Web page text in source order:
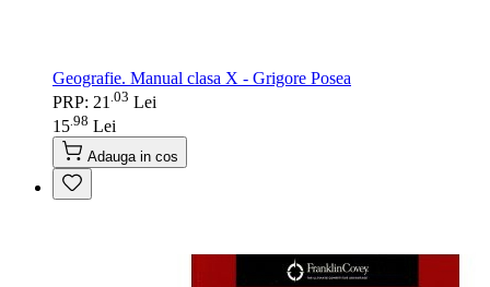
Geografie. Manual clasa X - Grigore Posea
PRP: 21 03 Lei
15 98 Lei
Adauga in cos